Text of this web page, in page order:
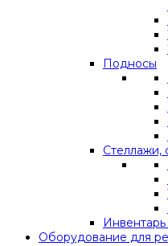
Подносы
Стеллажи,
Оборудование для